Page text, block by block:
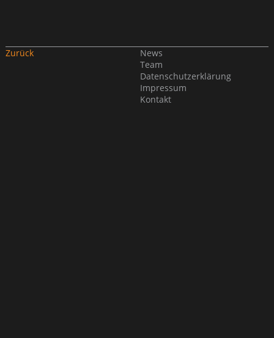
Zurück
News
Team
Datenschutzerklärung
Impressum
Kontakt